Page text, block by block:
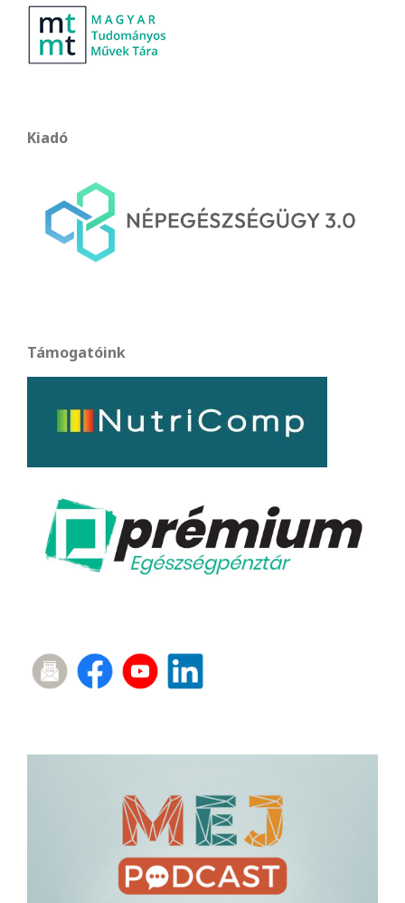
Kiadó
Támogatóink